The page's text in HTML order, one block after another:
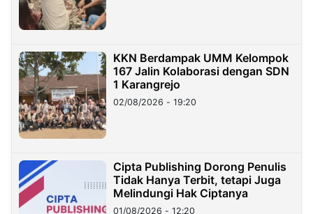
KKN Berdampak UMM Kelompok
167 Jalin Kolaborasi dengan SDN
1 Karangrejo
02/08/2026 - 19:20
Cipta Publishing Dorong Penulis
Tidak Hanya Terbit, tetapi Juga
Melindungi Hak Ciptanya
01/08/2026 - 12:20